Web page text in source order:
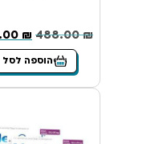
488.00₪
₪
הוספה לסל